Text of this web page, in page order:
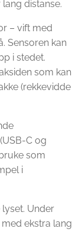
distanse.
– vift med
Sensoren kan
i stedet.
som kan
(rekkevidde
C og
som
i
Under
ekstra lang